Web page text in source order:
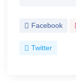
Facebook
Twitter